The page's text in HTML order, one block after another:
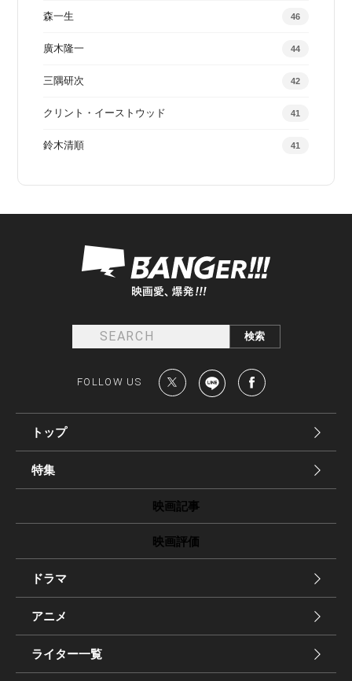
森一生 46
廣木隆一 44
三隅研次 42
クリント・イーストウッド 41
鈴木清順 41
FOLLOW US
トップ
特集
映画記事
映画評価
ドラマ
アニメ
ライター一覧